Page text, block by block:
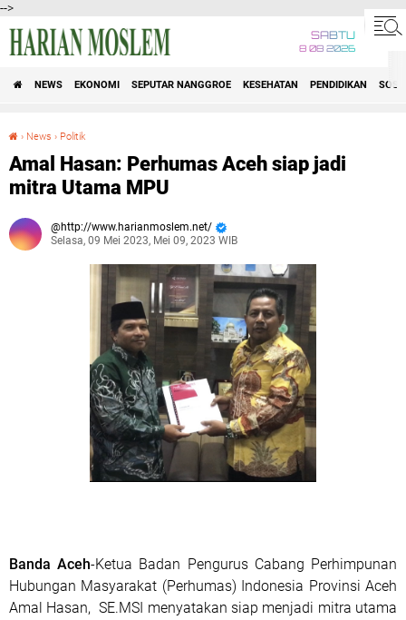
-->
SABTU
8 08 2026
NEWS EKONOMI SEPUTAR NANGGROE KESEHATAN PENDIDIKAN
› News › Politik
Amal Hasan: Perhumas Aceh siap jadi
mitra Utama MPU
http://www.harianmoslem.net/
Selasa, 09 Mei 2023, Mei 09, 2023 WIB
Banda Aceh-Ketua Badan Pengurus Cabang Perhimpunan
Hubungan Masyarakat (Perhumas) Indonesia Provinsi Aceh
Amal Hasan, SE.MSI menyatakan siap menjadi mitra utama